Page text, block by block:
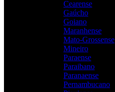
Cearense
Gaúcho
Goiano
Maranhense
Mato-Grossense
Mineiro
Paraense
Paraibano
Paranaense
Pernambucano